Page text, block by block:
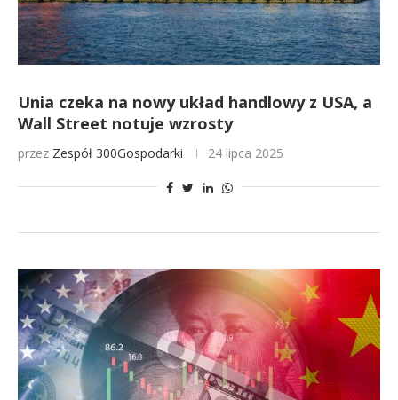
Unia czeka na nowy układ handlowy z USA, a
Wall Street notuje wzrosty
przez Zespół 300Gospodarki 24 lipca 2025